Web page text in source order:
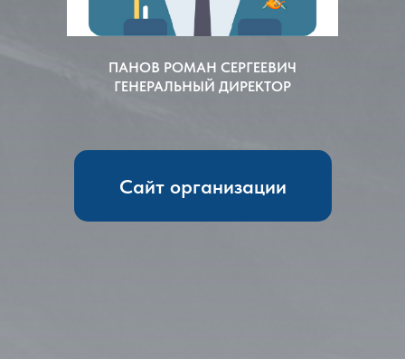
ПАНОВ РОМАН СЕРГЕЕВИЧ
ГЕНЕРАЛЬНЫЙ ДИРЕКТОР
Сайт организации